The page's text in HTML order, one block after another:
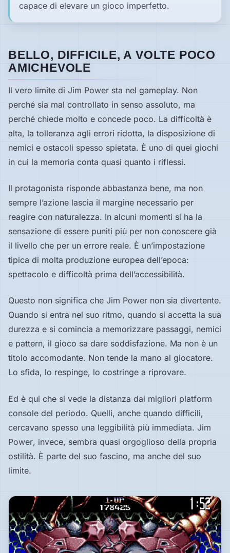
capace di elevare un gioco imperfetto.
BELLO, DIFFICILE, A VOLTE POCO
AMICHEVOLE
Il vero limite di Jim Power sta nel gameplay. Non
perché sia mal controllato in senso assoluto, ma
perché chiede molto e concede poco. La difficoltà è
alta, la tolleranza agli errori ridotta, la disposizione di
nemici e ostacoli spesso spietata. È uno di quei giochi
in cui la memoria conta quasi quanto i riflessi.
Il protagonista risponde abbastanza bene, ma non
sempre l’azione lascia il margine necessario per
reagire con naturalezza. In alcuni momenti si ha la
sensazione di essere puniti più per non conoscere già
il livello che per un errore reale. È un’impostazione
tipica di molta produzione europea dell’epoca:
spettacolo e difficoltà prima dell’accessibilità.
Questo non significa che Jim Power non sia divertente.
Quando si entra nel suo ritmo, quando si accetta la sua
durezza e si comincia a memorizzare passaggi, nemici
e pattern, il gioco sa dare soddisfazione. Ma non è un
titolo accomodante. Non tende la mano al giocatore.
Lo sfida, lo respinge, lo costringe a riprovare.
Ed è qui che si vede la distanza dai migliori platform
console del periodo. Quelli, anche quando difficili,
cercavano spesso una leggibilità più immediata. Jim
Power, invece, sembra quasi orgoglioso della propria
ostilità. È parte del suo fascino, ma anche del suo
limite.